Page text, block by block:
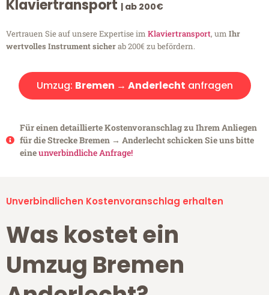
Klaviertransport | ab 200€
Vertrauen Sie auf unsere Expertise im Klaviertransport, um Ihr
wertvolles Instrument sicherab 200€ zu befördern.
Umzug: Bremen → Anderlecht anfragen
Für einen detaillierte Kostenvoranschlag zu Ihrem Anliegen
für die Strecke Bremen → Anderlecht schicken Sie uns bitte
eineunverbindliche Anfrage!
Unverbindlichen Kostenvoranschlag erhalten
Was kostet ein
Umzug Bremen